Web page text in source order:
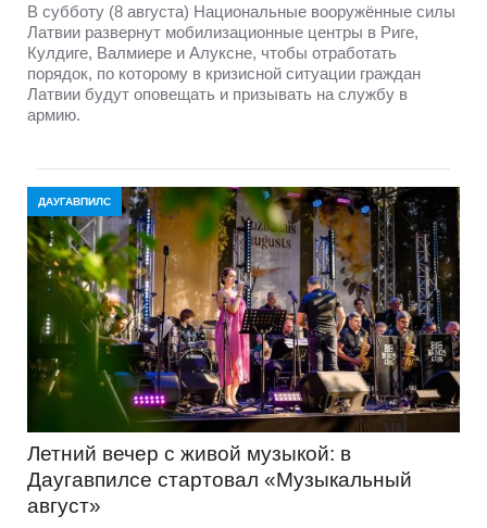
В субботу (8 августа) Национальные вооружённые силы
Латвии развернут мобилизационные центры в Риге,
Кулдиге, Валмиере и Алуксне, чтобы отработать
порядок, по которому в кризисной ситуации граждан
Латвии будут оповещать и призывать на службу в
армию.
ДАУГАВПИЛС
Летний вечер с живой музыкой: в
Даугавпилсе стартовал «Музыкальный
август»